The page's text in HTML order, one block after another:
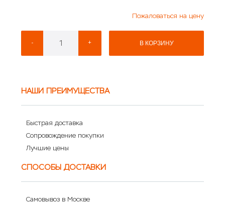
Пожаловаться на цену
- + В КОРЗИНУ
НАШИ ПРЕИМУЩЕСТВА
Быстрая доставка
Сопровождение покупки
Лучшие цены
СПОСОБЫ ДОСТАВКИ
Самовывоз в Москве